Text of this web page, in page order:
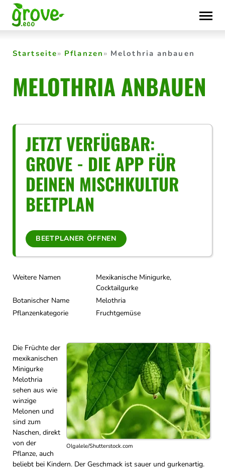
Skip
to
content
Startseite Pflanzen Melothria anbauen
MELOTHRIA ANBAUEN
JETZT VERFÜGBAR:
GROVE - DIE APP FÜR
DEINEN MISCHKULTUR
BEETPLAN
BEETPLANER ÖFFNEN
Weitere Namen
Mexikanische Minigurke,
Cocktailgurke
Botanischer Name
Melothria
Pflanzenkategorie
Fruchtgemüse
Olgalele/Shutterstock.com
Die Früchte der
mexikanischen
Minigurke
Melothria
sehen aus wie
winzige
Melonen und
sind zum
Naschen, direkt
von der
Pflanze, auch
beliebt bei Kindern. Der Geschmack ist sauer und gurkenartig.